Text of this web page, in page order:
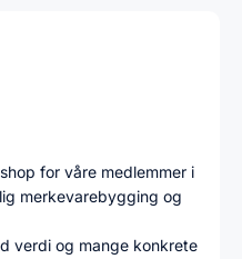
for våre medlemmer i
merkevarebygging og
verdi og mange konkrete